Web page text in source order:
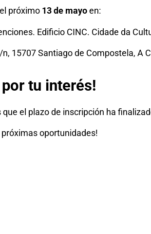
próximo 13 de mayoen:
Edificio CINC. Cidade da
n, 15707 Santiago de Compostela, A
por tu interés!
el plazo de inscripción ha
próximas oportunidades!